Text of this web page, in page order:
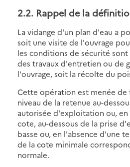
2.2. Rappel de la
La vidange d'un plan d'eau a
soit une visite de l'ouvrage
les conditions de sécurité
des travaux d'entretien ou de
l'ouvrage, soit la récolte du
Cette opération est menée de
niveau de la retenue au-
autorisée d'exploitation ou,
cote, au-dessous de la prise
basse ou, en l'absence d'une
de la cote minimale
normale.